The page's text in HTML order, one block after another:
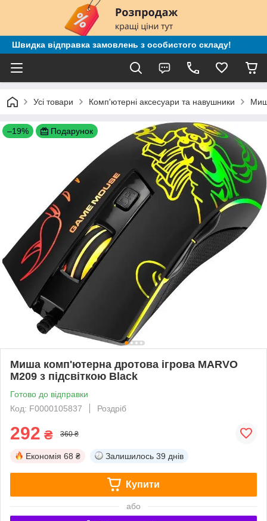
Швидка відправка замовлень з особистого складу!
Усі товари Комп'ютерні аксесуари та навушники
–19% Подарунок
Миша комп'ютерна дротова ігрова MARVO
M209 з підсвіткою Black
Готово до відправки
Код: F0000105837
Роздріб
292 ₴ 360 ₴
Економія 68 ₴ Залишилось 39 днів
Купити
або